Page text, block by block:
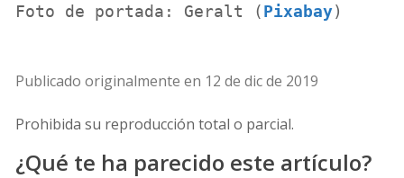
Foto de portada: Geralt (Pixabay)
Publicado originalmente en 12 de dic de 2019
Prohibida su reproducción total o parcial.
¿Qué te ha parecido este artículo?